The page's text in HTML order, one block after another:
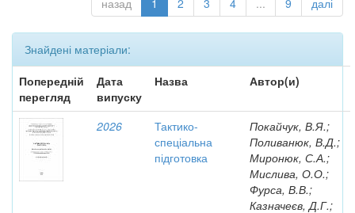
назад 1 2 3 4 ... 9 далі
Знайдені матеріали:
Попередній
перегляд
Дата
випуску
Назва Автор(и)
2026
Тактико-
спеціальна
підготовка
Покайчук, В.Я.;
Поливанюк, В.Д.;
Миронюк, С.А.;
Мислива, О.О.;
Фурса, В.В.;
Казначеєв, Д.Г.;